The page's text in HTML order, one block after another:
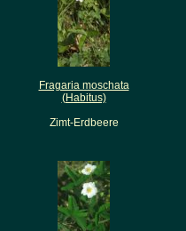
Fragaria moschata
(Habitus)
Zimt-Erdbeere